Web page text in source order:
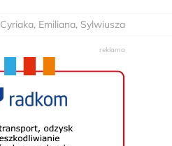
Cyriaka, Emiliana, Sylwiusza